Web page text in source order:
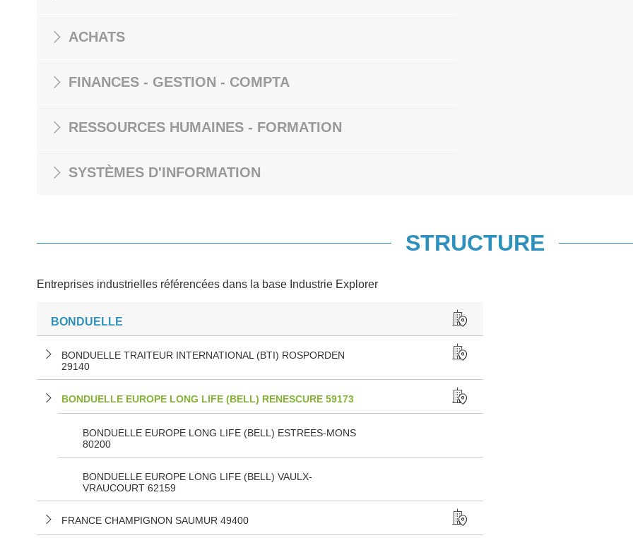
ACHATS
FINANCES - GESTION - COMPTA
RESSOURCES HUMAINES - FORMATION
SYSTÈMES D'INFORMATION
STRUCTURE
Entreprises industrielles référencées dans la base Industrie Explorer
BONDUELLE
BONDUELLE TRAITEUR INTERNATIONAL (BTI) ROSPORDEN
29140
BONDUELLE EUROPE LONG LIFE (BELL) RENESCURE 59173
BONDUELLE EUROPE LONG LIFE (BELL) ESTREES-MONS
80200
BONDUELLE EUROPE LONG LIFE (BELL) VAULX-
VRAUCOURT 62159
FRANCE CHAMPIGNON SAUMUR 49400